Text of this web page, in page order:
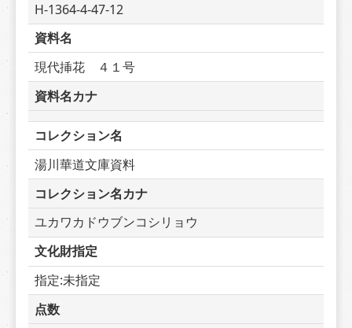
H-1364-4-47-12
資料名
現代挿花　４１号
資料名カナ
コレクション名
湯川華道文庫資料
コレクション名カナ
ユカワカドウブンコシリョウ
文化財指定
指定:未指定
点数